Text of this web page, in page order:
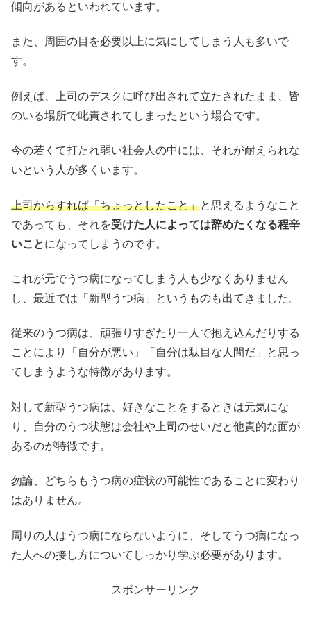
傾向があるといわれています。
また、周囲の目を必要以上に気にしてしまう人も多いで
す。
例えば、上司のデスクに呼び出されて立たされたまま、皆
のいる場所で叱責されてしまったという場合です。
今の若くて打たれ弱い社会人の中には、それが耐えられな
いという人が多くいます。
上司からすれば「ちょっとしたこと」と思えるようなこと
であっても、それを受けた人によっては辞めたくなる程辛
いことになってしまうのです。
これが元でうつ病になってしまう人も少なくありません
し、最近では「新型うつ病」というものも出てきました。
従来のうつ病は、頑張りすぎたり一人で抱え込んだりする
ことにより「自分が悪い」「自分は駄目な人間だ」と思っ
てしまうような特徴があります。
対して新型うつ病は、好きなことをするときは元気にな
り、自分のうつ状態は会社や上司のせいだと他責的な面が
あるのが特徴です。
勿論、どちらもうつ病の症状の可能性であることに変わり
はありません。
周りの人はうつ病にならないように、そしてうつ病になっ
た人への接し方についてしっかり学ぶ必要があります。
スポンサーリンク